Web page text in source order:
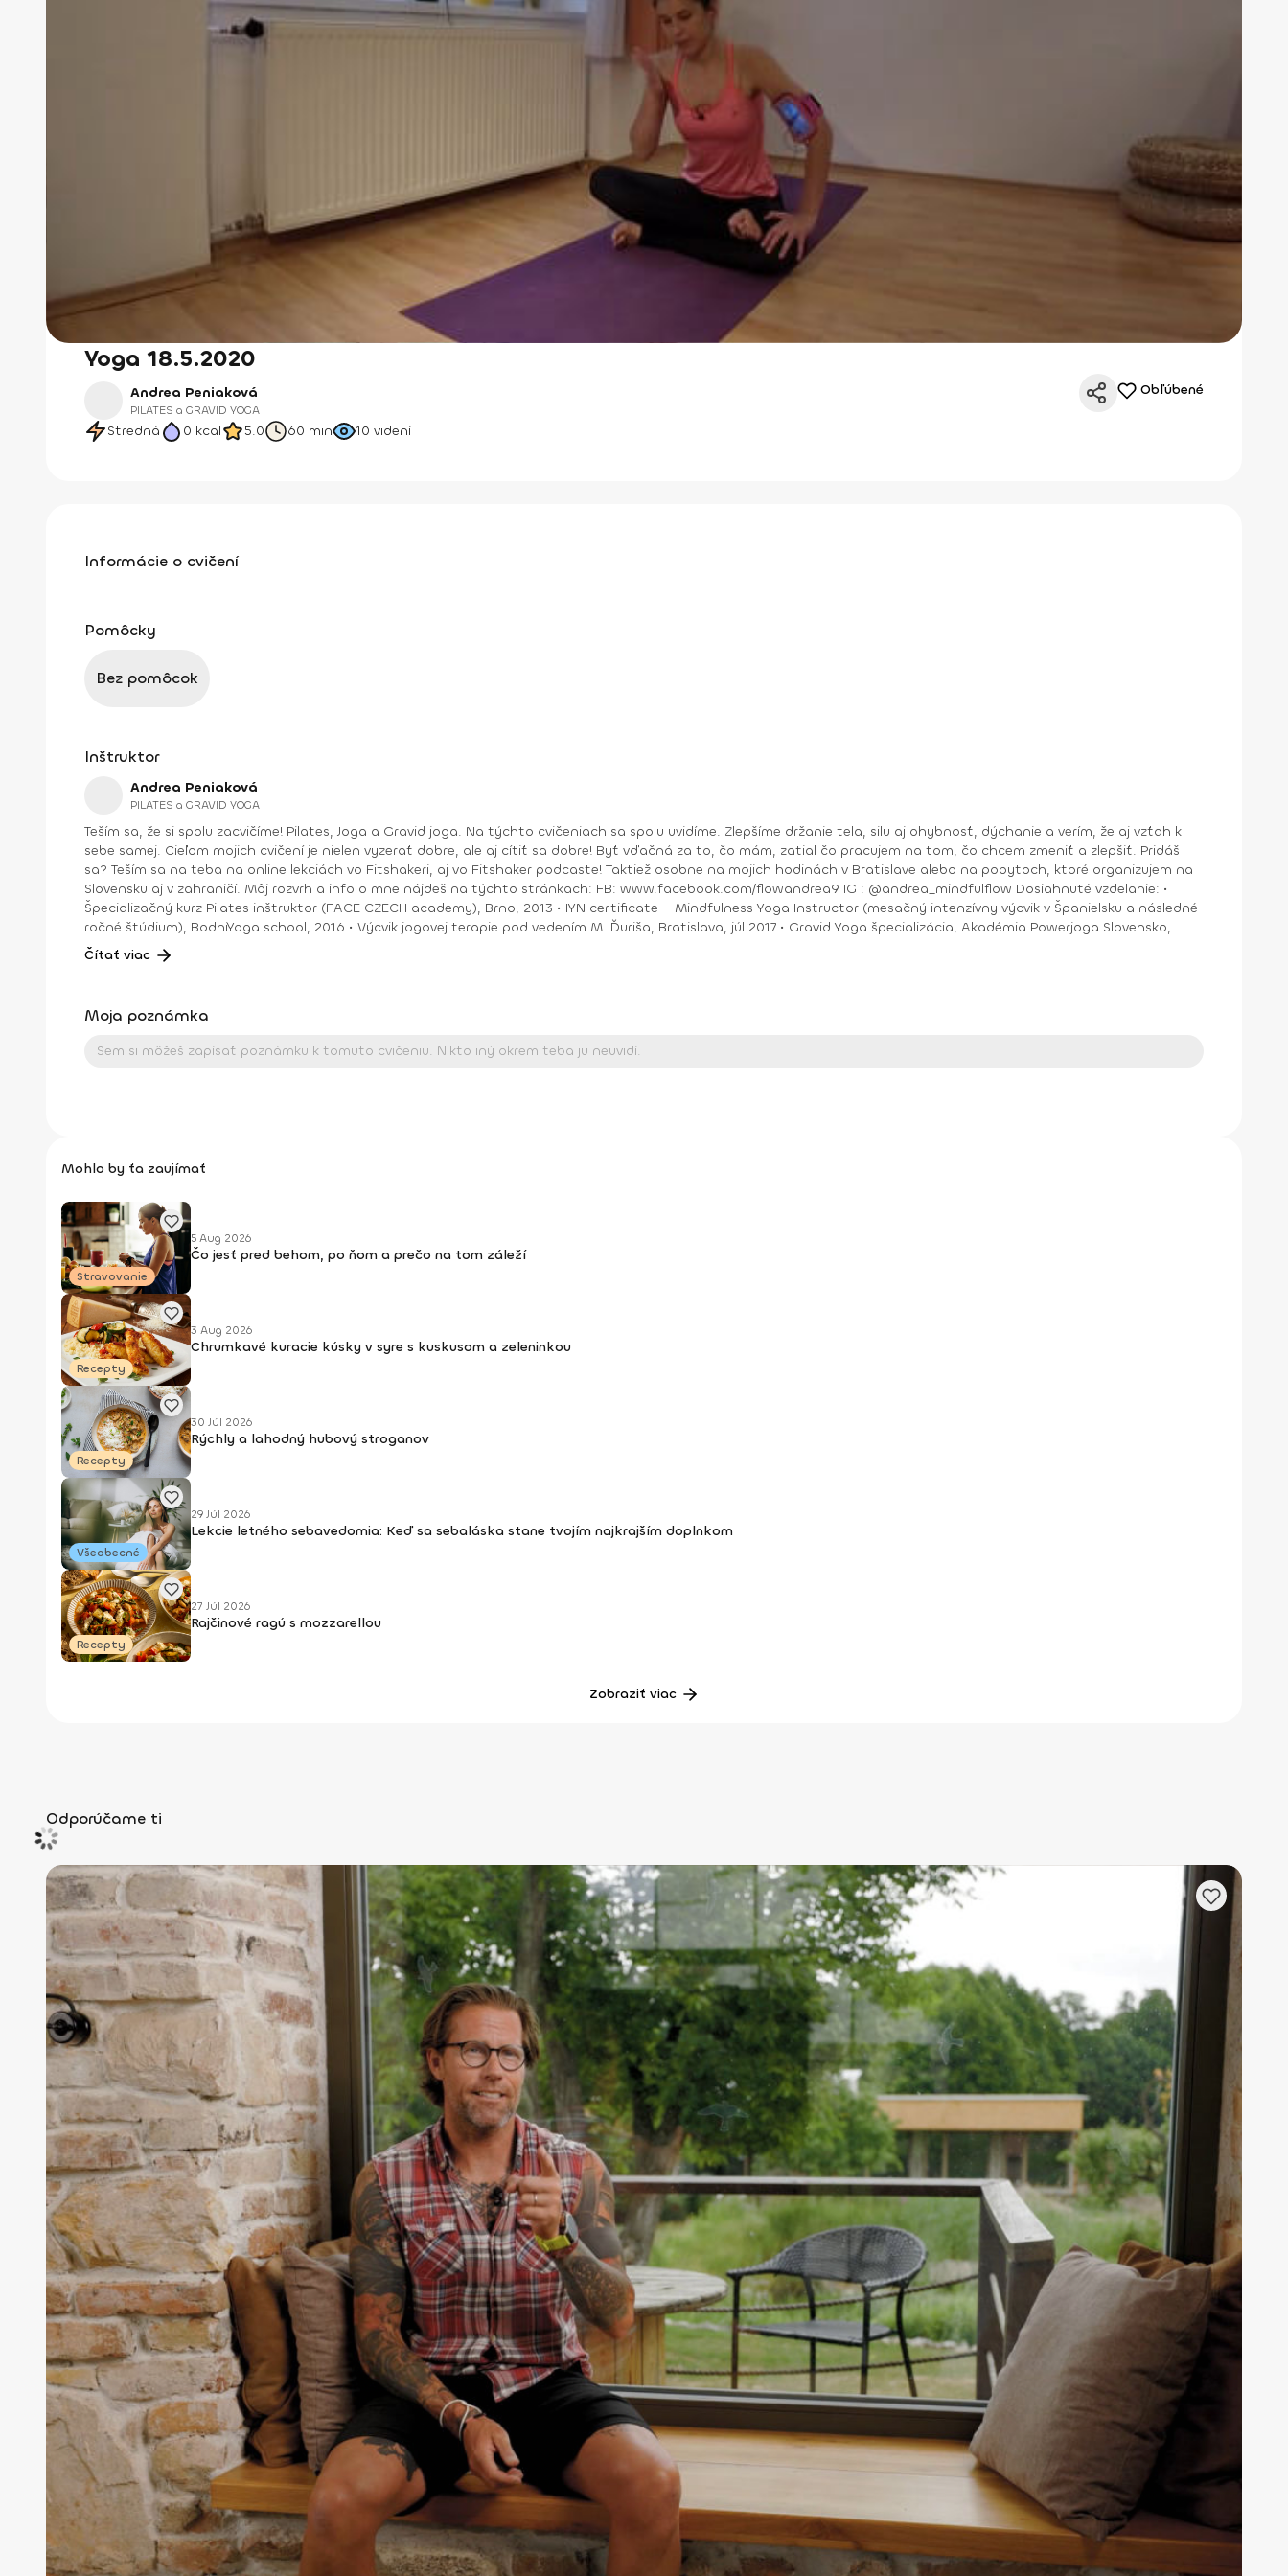
Yoga 18.5.2020
Andrea Peniaková
PILATES a GRAVID YOGA
Stredná 0 kcal 5.0 60 min 10 videní
Obľúbené
Informácie o cvičení
Pomôcky
Bez pomôcok
Inštruktor
Andrea Peniaková
PILATES a GRAVID YOGA
Teším sa, že si spolu zacvičíme! Pilates, Joga a Gravid joga. Na týchto cvičeniach sa spolu uvidíme. Zlepšíme držanie tela, silu aj ohybnosť, dýchanie a verím, že aj vzťah k
sebe samej. Cieľom mojich cvičení je nielen vyzerať dobre, ale aj cítiť sa dobre! Byť vďačná za to, čo mám, zatiaľ čo pracujem na tom, čo chcem zmeniť a zlepšiť. Pridáš
sa? Teším sa na teba na online lekciách vo Fitshakeri, aj vo Fitshaker podcaste! Taktiež osobne na mojich hodinách v Bratislave alebo na pobytoch, ktoré organizujem na
Slovensku aj v zahraničí. Môj rozvrh a info o mne nájdeš na týchto stránkach: FB: www.facebook.com/flowandrea9 IG : @andrea_mindfulflow Dosiahnuté vzdelanie: •
Špecializačný kurz Pilates inštruktor (FACE CZECH academy), Brno, 2013 • IYN certificate – Mindfulness Yoga Instructor (mesačný intenzívny výcvik v Španielsku a následné
ročné štúdium), BodhiYoga school, 2016 • Výcvik jogovej terapie pod vedením M. Ďuriša, Bratislava, júl 2017 • Gravid Yoga špecializácia, Akadémia Powerjoga Slovensko,
Čítať viac
Moja poznámka
Mohlo by ťa zaujímať
Stravovanie
5 Aug 2026
Čo jesť pred behom, po ňom a prečo na tom záleží
Recepty
3 Aug 2026
Chrumkavé kuracie kúsky v syre s kuskusom a zeleninkou
Recepty
30 Júl 2026
Rýchly a lahodný hubový stroganov
Všeobecné
29 Júl 2026
Lekcie letného sebavedomia: Keď sa sebaláska stane tvojím najkrajším doplnkom
Recepty
27 Júl 2026
Rajčinové ragú s mozzarellou
Zobraziť viac
Odporúčame ti